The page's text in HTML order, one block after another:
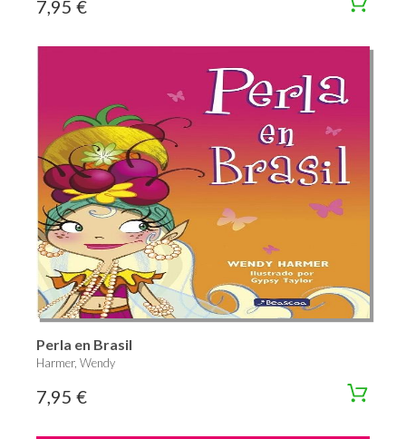
7,95 €
Perla en Brasil
Harmer, Wendy
7,95 €